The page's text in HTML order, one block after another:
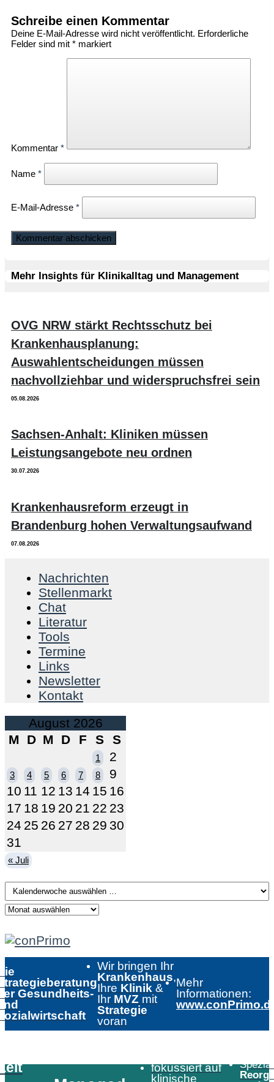
Schreibe einen Kommentar
Deine E-Mail-Adresse wird nicht veröffentlicht. Erforderliche
Felder sind mit * markiert
Kommentar *
Name *
E-Mail-Adresse *
Mehr Insights für Klinikalltag und Management
OVG NRW stärkt Rechtsschutz bei
Krankenhausplanung:
Auswahlentscheidungen müssen
nachvollziehbar und widerspruchsfrei sein
05.08.2026
Sachsen-Anhalt: Kliniken müssen
Leistungsangebote neu ordnen
30.07.2026
Krankenhausreform erzeugt in
Brandenburg hohen Verwaltungsaufwand
07.08.2026
Nachrichten
Stellenmarkt
Chat
Literatur
Tools
Termine
Links
Newsletter
Kontakt
August 2026
M
D M D F S S
1 2
3 4 5 6 7 8
9
10 11 12 13 14 15 16
17 18 19 20 21 22 23
24 25 26 27 28 29 30
31
« Juli
Gesundheits-
Wir bringen Ihr
Krankenhaus,
Ihre Klinik &
Ihr MVZ mit
Strategie
voran
Mehr
Informationen:
fokussiert auf
klinische